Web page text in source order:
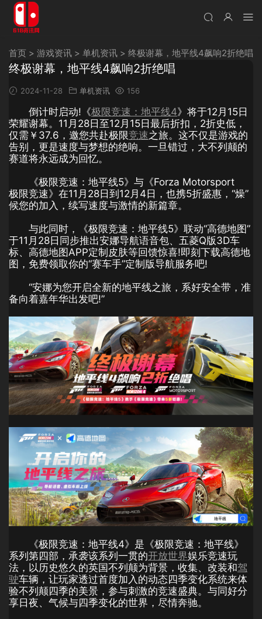
首页 > 游戏资讯 > 单机资讯 > 终极谢幕，地平线4飙响2折绝唱
终极谢幕，地平线4飙响2折绝唱
2024-11-28 单机资讯 156
倒计时启动!《极限竞速：地平线4》将于12月15日
荣耀谢幕。11月28日至12月15日最后折扣，2折史低，
仅需￥37.6，邀您共赴极限竞速之旅。这不仅是游戏的
告别，更是速度与梦想的绝响。一旦错过，大不列颠的
赛道将永远成为回忆。
《极限竞速：地平线5》与《Forza Motorsport
极限竞速》在11月28日到12月4日，也携5折盛惠，“燥”
候您的加入，续写速度与激情的新篇章。
与此同时，《极限竞速：地平线5》联动“高德地图”
于11月28日同步推出安娜导航语音包、五菱Q版3D车
标、高德地图APP定制皮肤等回馈惊喜!即刻下载高德地
图，免费领取你的“赛车手”定制版导航服务吧!
“安娜为您开启全新的地平线之旅，系好安全带，准
备向着嘉年华出发吧!”
《极限竞速：地平线4》是《极限竞速：地平线》
系列第四部，承袭该系列一贯的开放世界娱乐竞速玩
法，以历史悠久的英国不列颠为背景，收集、改装和驾
驶车辆，让玩家透过首度加入的动态四季变化系统来体
验不列颠四季的美景，参与刺激的竞速盛典。与同好分
享日夜、气候与四季变化的世界，尽情奔驰。